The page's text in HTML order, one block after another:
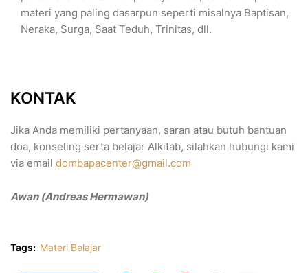
materi yang paling dasarpun seperti misalnya Baptisan,
Neraka, Surga, Saat Teduh, Trinitas, dll.
KONTAK
Jika Anda memiliki pertanyaan, saran atau butuh bantuan
doa, konseling serta belajar Alkitab, silahkan hubungi kami
via email dombapacenter@gmail.com
Awan (Andreas Hermawan)
Tags: Materi Belajar